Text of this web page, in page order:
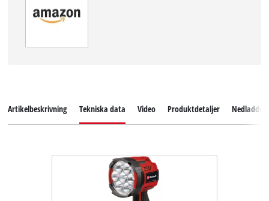
Artikelbeskrivning Tekniska data Video Produktdetaljer